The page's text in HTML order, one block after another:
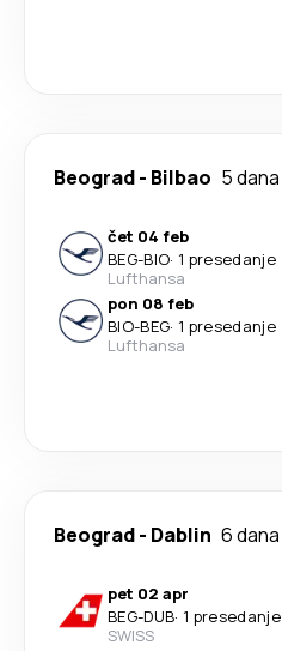
Beograd- Bilbao 5 dana
čet 04 feb
BEG-BIO· 1 presedanje
Lufthansa
pon 08 feb
BIO-BEG· 1 presedanje
Lufthansa
Beograd- Dablin 6 dana
pet 02 apr
BEG-DUB· 1 presedanje
SWISS